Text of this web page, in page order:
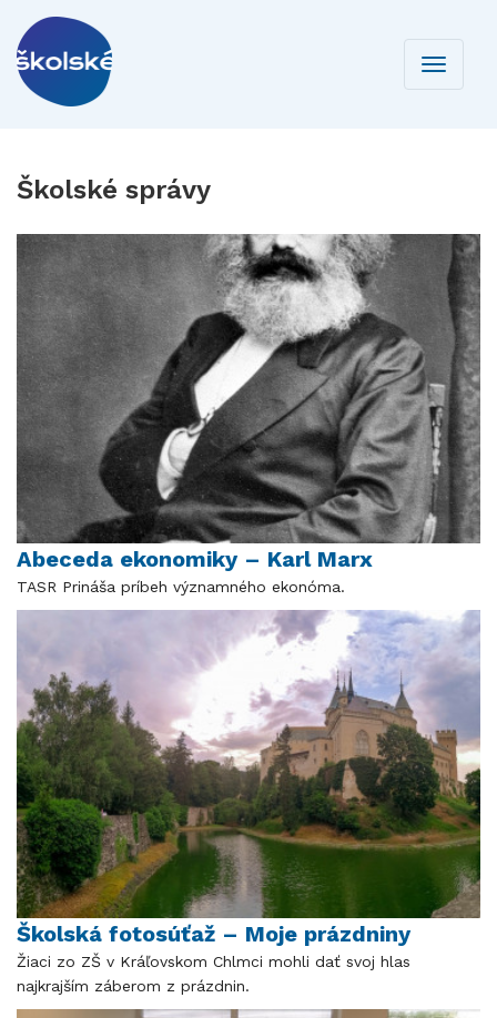
Toggle
Školské správy
Abeceda ekonomiky – Karl Marx
TASR Prináša príbeh významného ekonóma.
Školská fotosúťaž – Moje prázdniny
Žiaci zo ZŠ v Kráľovskom Chlmci mohli dať svoj hlas
najkrajším záberom z prázdnin.